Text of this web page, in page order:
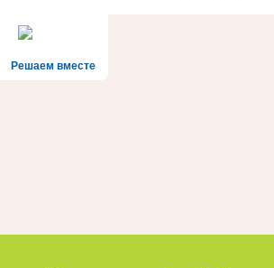
Решаем вместе